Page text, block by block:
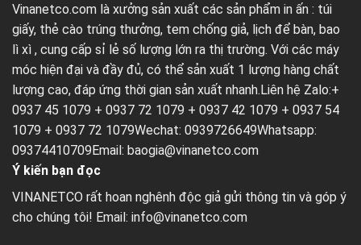
Vinanetco.com là xưởng sản xuất các sản phẩm in ấn : túi
giấy, thẻ cào trúng thưởng, tem chống giả, lịch để bàn, bao
lì xì , cung cấp sỉ lẻ số lượng lớn ra thị trường. Với các máy
móc hiện đại và đầy đủ, có thể sản xuất 1 lượng hàng chất
lượng cao, đáp ứng thời gian sản xuất nhanh.Liên hệ Zalo:+
0937 45 1079 + 0937 72 1079 + 0937 42 1079 + 0937 54
1079 + 0937 72 1079Wechat: 0939726649Whatsapp:
09374410709Email: baogia@vinanetco.com
Ý kiến bạn đọc
VINANETCO rất hoan nghênh độc giả gửi thông tin và góp ý
cho chúng tôi! Email: info@vinanetco.com